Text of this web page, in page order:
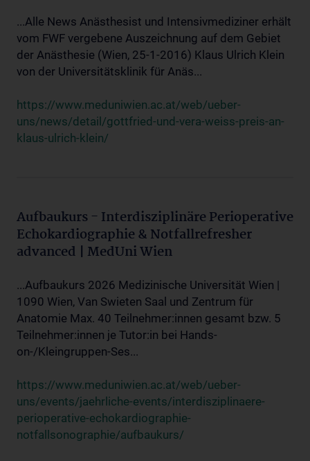
...Alle News Anästhesist und Intensivmediziner erhält
vom FWF vergebene Auszeichnung auf dem Gebiet
der Anästhesie (Wien, 25-1-2016) Klaus Ulrich Klein
von der Universitätsklinik für Anäs...
https://www.meduniwien.ac.at/web/ueber-
uns/news/detail/gottfried-und-vera-weiss-preis-an-
klaus-ulrich-klein/
Aufbaukurs - Interdisziplinäre Perioperative
Echokardiographie & Notfallrefresher
advanced | MedUni Wien
...Aufbaukurs 2026 Medizinische Universität Wien |
1090 Wien, Van Swieten Saal und Zentrum für
Anatomie Max. 40 Teilnehmer:innen gesamt bzw. 5
Teilnehmer:innen je Tutor:in bei Hands-
on-/Kleingruppen-Ses...
https://www.meduniwien.ac.at/web/ueber-
uns/events/jaehrliche-events/interdisziplinaere-
perioperative-echokardiographie-
notfallsonographie/aufbaukurs/